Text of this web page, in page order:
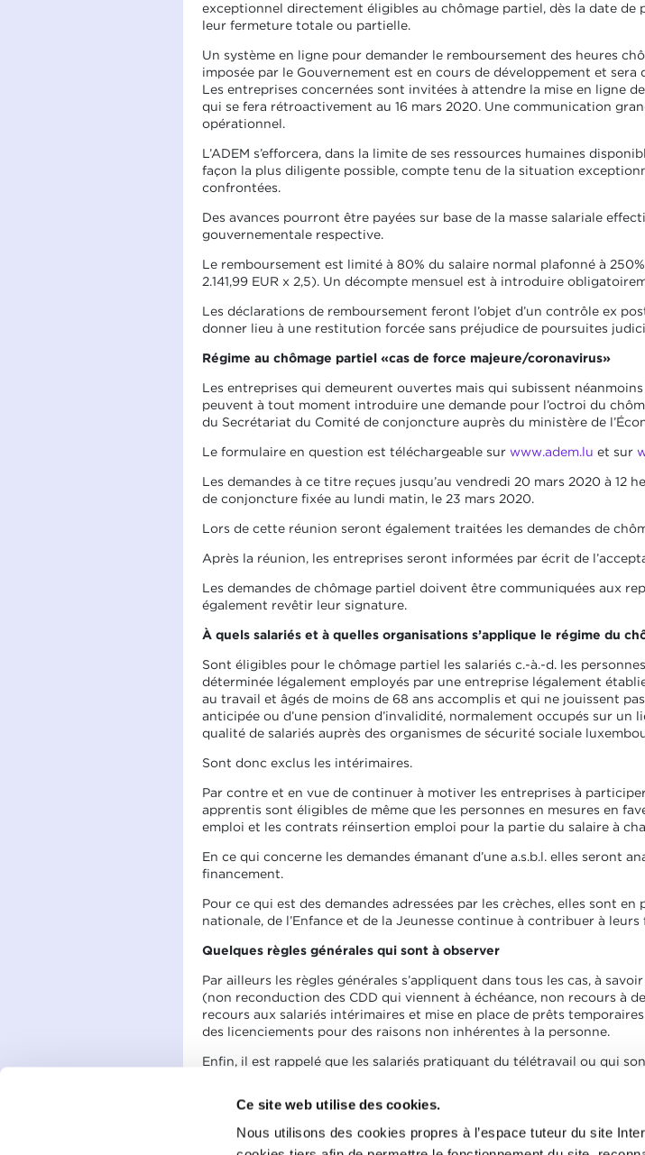
Ce site web utilise des cookies.
Nous utilisons des cookies propres à l’espace tuteur du site
exceptionnel directement éligibles au chômage partiel, dès la date de
leur fermeture totale ou partielle.
Un système en ligne pour demander le remboursement des heures
imposée par le Gouvernement est en cours de développement et sera
Les entreprises concernées sont invitées à attendre la mise en ligne
qui se fera rétroactivement au 16 mars 2020. Une communication
opérationnel.
L’ADEM s’efforcera, dans la limite de ses ressources humaines
façon la plus diligente possible, compte tenu de la situation
confrontées.
Des avances pourront être payées sur base de la masse salariale
gouvernementale respective.
Le remboursement est limité à 80% du salaire normal plafonné à
2.141,99 EUR x 2,5). Un décompte mensuel est à introduire
Les déclarations de remboursement feront l’objet d’un contrôle ex
donner lieu à une restitution forcée sans préjudice de poursuites
Régime au chômage partiel «cas de force majeure/coronavirus»
Les entreprises qui demeurent ouvertes mais qui subissent
peuvent à tout moment introduire une demande pour l’octroi du
du Secrétariat du Comité de conjoncture auprès du ministère de
Le formulaire en question est téléchargeable sur www.adem.lu et sur
Les demandes à ce titre reçues jusqu’au vendredi 20 mars 2020 à
de conjoncture fixée au lundi matin, le 23 mars 2020.
Lors de cette réunion seront également traitées les demandes de
Après la réunion, les entreprises seront informées par écrit de
Les demandes de chômage partiel doivent être communiquées aux
également revêtir leur signature.
À quels salariés et à quelles organisations s’applique le régime du
Sont éligibles pour le chômage partiel les salariés c.-à.-d. les
déterminée légalement employés par une entreprise légalement
au travail et âgés de moins de 68 ans accomplis et qui ne jouissent
anticipée ou d’une pension d’invalidité, normalement occupés sur
qualité de salariés auprès des organismes de sécurité sociale
Sont donc exclus les intérimaires.
Par contre et en vue de continuer à motiver les entreprises à
apprentis sont éligibles de même que les personnes en mesures en
emploi et les contrats réinsertion emploi pour la partie du salaire à
En ce qui concerne les demandes émanant d’une a.s.b.l. elles seront
financement.
Pour ce qui est des demandes adressées par les crèches, elles sont
nationale, de l’Enfance et de la Jeunesse continue à contribuer à
Quelques règles générales qui sont à observer
Par ailleurs les règles générales s’appliquent dans tous les cas, à
(non reconduction des CDD qui viennent à échéance, non recours à
recours aux salariés intérimaires et mise en place de prêts
des licenciements pour des raisons non inhérentes à la personne.
Enfin, il est rappelé que les salariés pratiquant du télétravail ou qui
Communiqué par: ministère de l’Économie / ministère du Travail, de
Fichier joint